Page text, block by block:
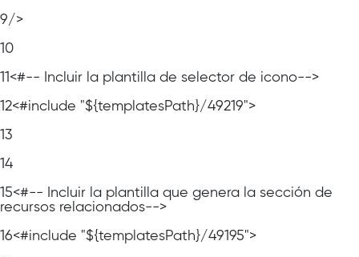
9/>
10
11<#-- Incluir la plantilla de selector de icono-->
12<#include "${templatesPath}/49219">
13
14
15<#-- Incluir la plantilla que genera la sección de
recursos relacionados-->
16<#include "${templatesPath}/49195">